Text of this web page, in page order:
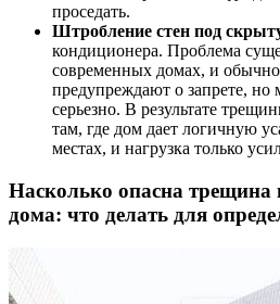
проседать.
Штробление стен под
кондиционера. Проблема
современных домах, и
предупреждают о запрете, но
серьезно. В результате
там, где дом дает логичную
местах, и нагрузка только
Насколько опасна трещина
дома: что делать для